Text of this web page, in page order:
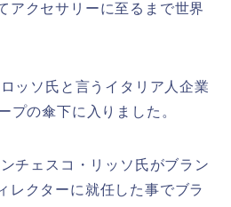
アクセサリーに至るまで世界
ッソ氏と言うイタリア人企業
プの傘下に入りました。
チェスコ・リッソ氏がブラン
レクターに就任した事でブラ